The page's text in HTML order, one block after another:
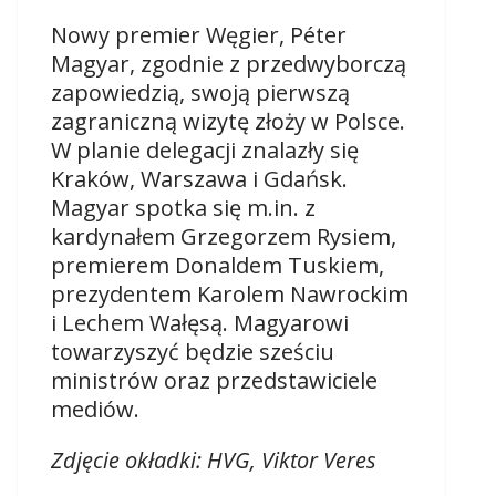
Nowy premier Węgier, Péter
Magyar, zgodnie z przedwyborczą
zapowiedzią, swoją pierwszą
zagraniczną wizytę złoży w Polsce.
W planie delegacji znalazły się
Kraków, Warszawa i Gdańsk.
Magyar spotka się m.in. z
kardynałem Grzegorzem Rysiem,
premierem Donaldem Tuskiem,
prezydentem Karolem Nawrockim
i Lechem Wałęsą. Magyarowi
towarzyszyć będzie sześciu
ministrów oraz przedstawiciele
mediów.
Zdjęcie okładki: HVG, Viktor Veres